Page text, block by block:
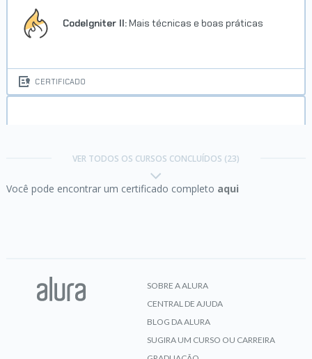
CodeIgniter II: Mais técnicas e boas práticas
CERTIFICADO
VER TODOS OS CURSOS CONCLUÍDOS (23)
Você pode encontrar um certificado completo aqui
SOBRE A ALURA
CENTRAL DE AJUDA
BLOG DA ALURA
SUGIRA UM CURSO OU CARREIRA